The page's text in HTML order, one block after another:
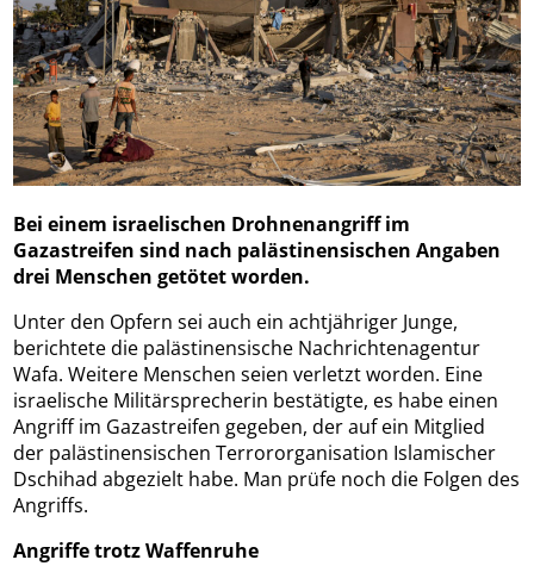
Bei einem israelischen Drohnenangriff im
Gazastreifen sind nach palästinensischen Angaben
drei Menschen getötet worden.
Unter den Opfern sei auch ein achtjähriger Junge,
berichtete die palästinensische Nachrichtenagentur
Wafa. Weitere Menschen seien verletzt worden. Eine
israelische Militärsprecherin bestätigte, es habe einen
Angriff im Gazastreifen gegeben, der auf ein Mitglied
der palästinensischen Terrororganisation Islamischer
Dschihad abgezielt habe. Man prüfe noch die Folgen des
Angriffs.
Angriffe trotz Waffenruhe